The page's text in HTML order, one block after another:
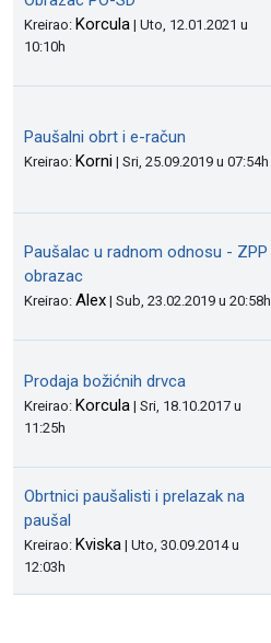
Kreirao: Korcula | Uto, 12.01.2021 u
10:10h
Paušalni obrt i e-račun
Kreirao: Korni | Sri, 25.09.2019 u 07:54h
Paušalac u radnom odnosu - ZPP
obrazac
Kreirao: Alex | Sub, 23.02.2019 u 20:58h
Prodaja božićnih drvca
Kreirao: Korcula | Sri, 18.10.2017 u
11:25h
Obrtnici paušalisti i prelazak na
paušal
Kreirao: Kviska | Uto, 30.09.2014 u
12:03h